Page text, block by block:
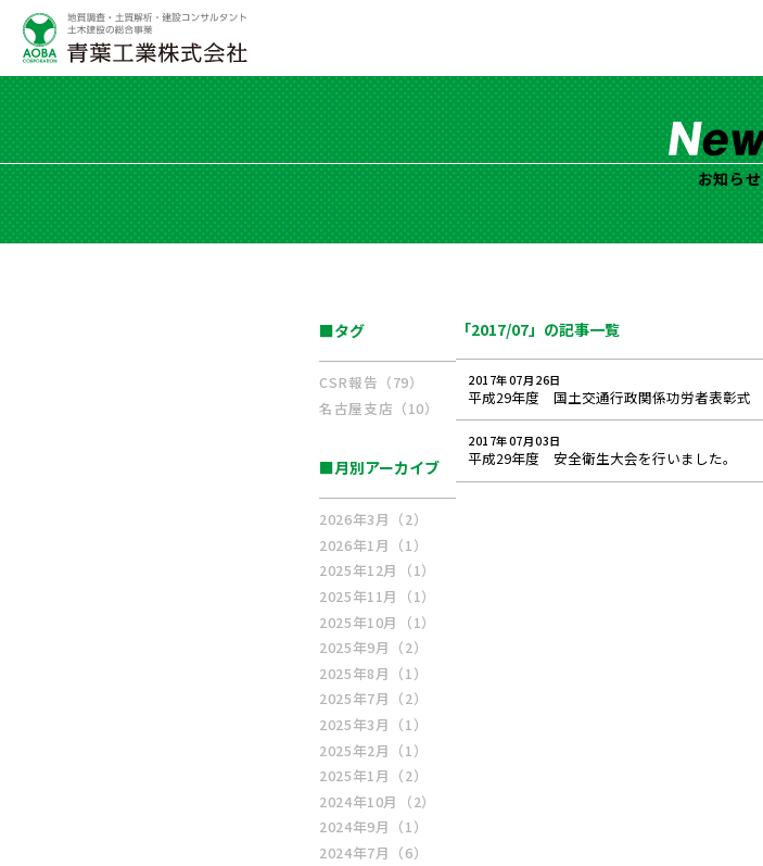
お知らせ
「2017/07」の記事一覧
2017年07月26日
平成29年度 国土交通行政関係功労者表彰式
2017年07月03日
平成29年度 安全衛生大会を行いました。
■タグ
CSR報告（79）
名古屋支店（10）
■月別アーカイブ
2026年3月 （2）
2026年1月 （1）
2025年12月
（1）
2025年11月
（1）
2025年10月
（1）
2025年9月 （2）
2025年8月 （1）
2025年7月 （2）
2025年3月 （1）
2025年2月 （1）
2025年1月 （2）
2024年10月
（2）
2024年9月 （1）
2024年7月 （6）